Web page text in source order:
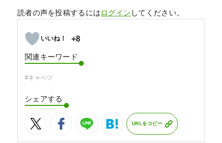
読者の声を投稿するにはログイン してください。
+8
関連キーワード
#キャベツ
シェアする
URLをコピー